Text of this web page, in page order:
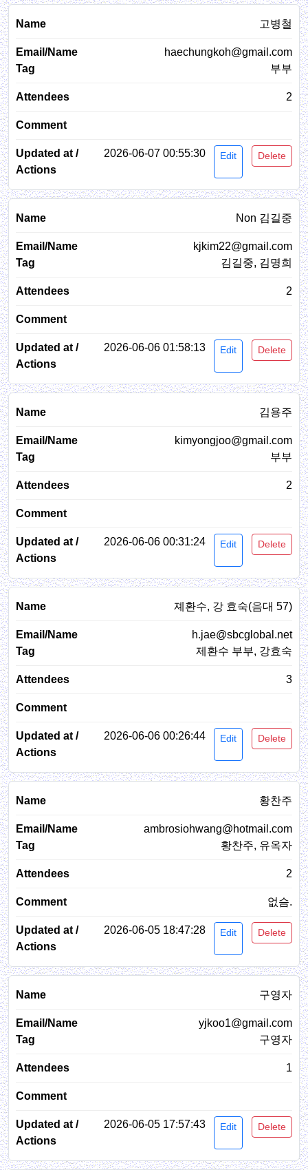
고병철
haechungkoh@gmail.com
부부
2
2026-06-07 00:55:30 Edit Delete
Non 김길중
kjkim22@gmail.com
김길중, 김명희
2
2026-06-06 01:58:13 Edit Delete
김용주
kimyongjoo@gmail.com
부부
2
2026-06-06 00:31:24 Edit Delete
졔환수, 강 효숙(음대 57)
h.jae@sbcglobal.net
제환수 부부, 강효숙
3
2026-06-06 00:26:44 Edit Delete
황찬주
ambrosiohwang@hotmail.com
황찬주, 유옥자
2
없슴.
2026-06-05 18:47:28 Edit Delete
구영자
yjkoo1@gmail.com
구영자
1
2026-06-05 17:57:43 Edit Delete